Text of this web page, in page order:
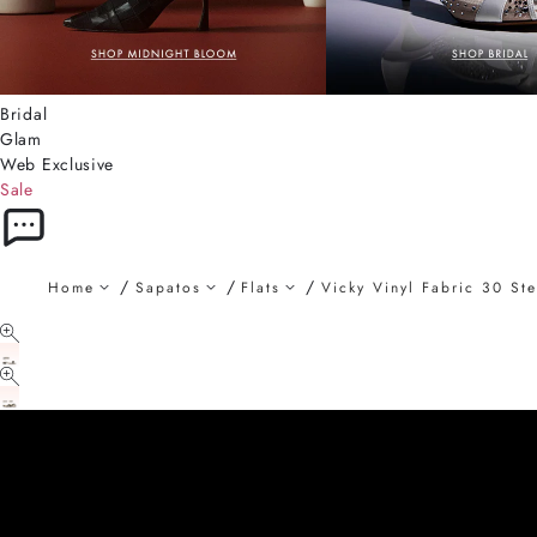
Bridal
Glam
Web Exclusive
Sale
Home Sapatos Flats Vicky Vinyl Fabric 30